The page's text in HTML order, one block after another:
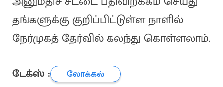
தங்களுக்கு குறிப்பிட்டுள்ள நாளில்
நேர்முகத் தேர்வில் கலந்து கொள்ளலாம்.
டேக்ஸ் :
லோக்கல்